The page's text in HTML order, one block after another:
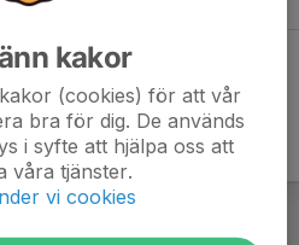
kakor
(cookies) för att vår
bra för dig. De används
i syfte att hjälpa oss att
våra tjänster.
vi cookies